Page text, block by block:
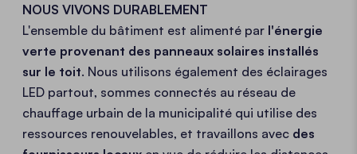
NOUS VIVONS DURABLEMENT
L'ensemble du bâtiment est alimenté par l'énergie
verte provenant des panneaux solaires installés
sur le toit. Nous utilisons également des éclairages
LED partout, sommes connectés au réseau de
chauffage urbain de la municipalité qui utilise des
ressources renouvelables, et travaillons avec des